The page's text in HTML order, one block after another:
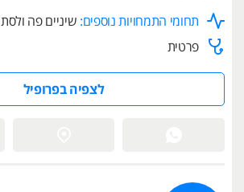
תחומי התמחויות נוספים: שיניים פה ולסת
פרטית
לצפיה בפרופיל